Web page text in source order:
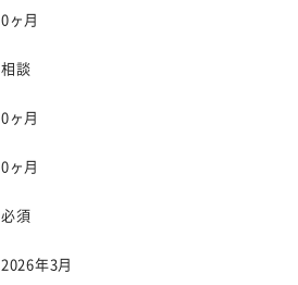
0ヶ月
相談
0ヶ月
0ヶ月
必須
2026年3月